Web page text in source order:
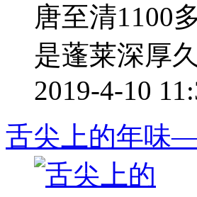
唐至清1100
是蓬莱深厚
2019-4-10
舌尖上的年味